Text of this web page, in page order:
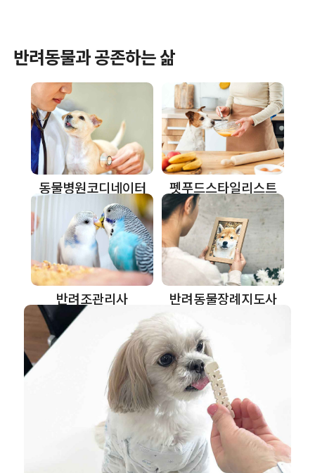
반려동물과 공존하는 삶
동물병원코디네이터 펫푸드스타일리스트
반려조관리사 반려동물장례지도사